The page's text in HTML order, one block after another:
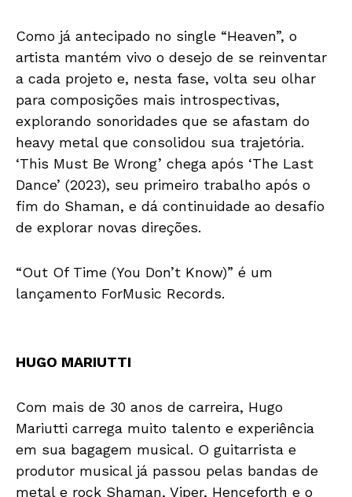
Como já antecipado no single “Heaven”, o
artista mantém vivo o desejo de se reinventar
a cada projeto e, nesta fase, volta seu olhar
para composições mais introspectivas,
explorando sonoridades que se afastam do
heavy metal que consolidou sua trajetória.
‘This Must Be Wrong’ chega após ‘The Last
Dance’ (2023), seu primeiro trabalho após o
fim do Shaman, e dá continuidade ao desafio
de explorar novas direções.
“Out Of Time (You Don’t Know)” é um
lançamento ForMusic Records.
HUGO MARIUTTI
Com mais de 30 anos de carreira, Hugo
Mariutti carrega muito talento e experiência
em sua bagagem musical. O guitarrista e
produtor musical já passou pelas bandas de
metal e rock Shaman, Viper, Henceforth e o